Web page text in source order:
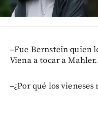
–Fue Bernstein quien
Viena a tocar a Mahler.
–¿Por qué los